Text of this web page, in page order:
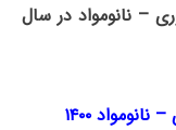
– نانومواد در سال
۱۴۰۰